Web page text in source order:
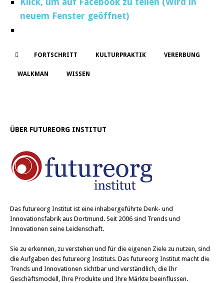
neuem Fenster geöffnet)
FORTSCHRITT KULTURPRAKTIK VERERBUNG
WALKMAN WISSEN
ÜBER FUTUREORG INSTITUT
Das futureorg Institut ist eine inhabergeführte Denk- und
Innovationsfabrik aus Dortmund. Seit 2006 sind Trends und
Innovationen seine Leidenschaft.
Sie zu erkennen, zu verstehen und für die eigenen Ziele zu nutzen, sind
die Aufgaben des futureorg Instituts. Das futureorg Institut macht die
Trends und Innovationen sichtbar und verständlich, die Ihr
Geschäftsmodell, Ihre Produkte und Ihre Märkte beeinflussen.